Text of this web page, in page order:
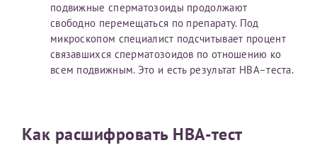
подвижные сперматозоиды продолжают
свободно перемещаться по препарату. Под
микроскопом специалист подсчитывает процент
связавшихся сперматозоидов по отношению ко
всем подвижным. Это и есть результат НВА–теста.
Как расшифровать HBA-тест
За год/годы
2022
2023